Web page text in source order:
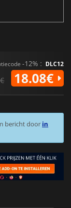
-12% : DLC12
18.08€
bericht door in